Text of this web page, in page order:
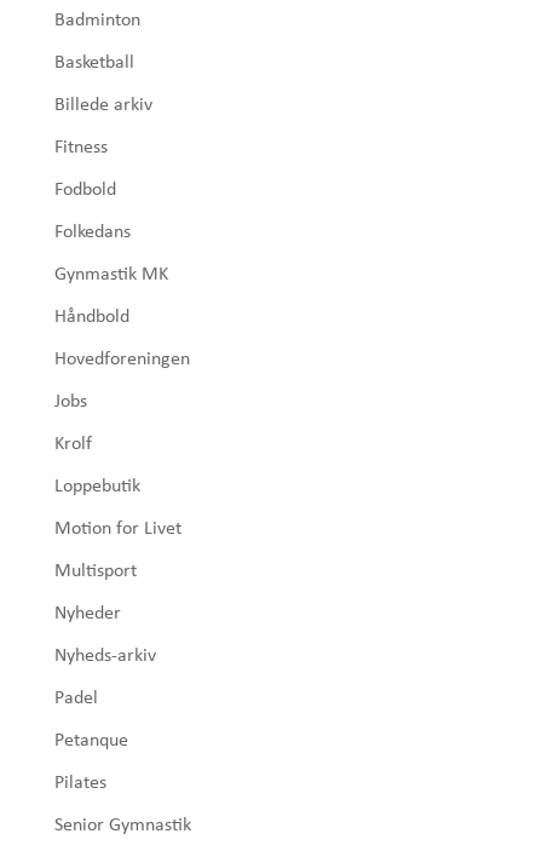
Badminton
Basketball
Billede arkiv
Fitness
Fodbold
Folkedans
Gynmastik MK
Håndbold
Hovedforeningen
Jobs
Krolf
Loppebutik
Motion for Livet
Multisport
Nyheder
Nyheds-arkiv
Padel
Petanque
Pilates
Senior Gymnastik